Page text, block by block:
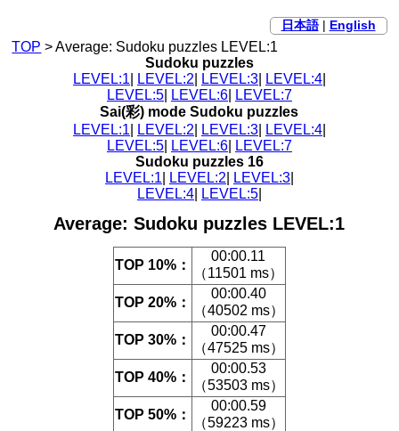
日本語| English
TOP > Average: Sudoku puzzles LEVEL:1
Sudoku puzzles
LEVEL:1
LEVEL:2 LEVEL:3| LEVEL:4|
LEVEL:5| LEVEL:6|
LEVEL:7
Sai(彩) mode Sudoku puzzles
LEVEL:1
LEVEL:2 LEVEL:3| LEVEL:4|
LEVEL:5| LEVEL:6|
LEVEL:7
Sudoku puzzles 16
LEVEL:1
LEVEL:2 LEVEL:3|
LEVEL:4| LEVEL:5|
Average: Sudoku puzzles LEVEL:1
TOP 10%：
00:00.11
（11501 ms）
TOP 20%：
00:00.40
（40502 ms）
TOP 30%：
00:00.47
（47525 ms）
TOP 40%：
00:00.53
（53503 ms）
TOP 50%：
00:00.59
（59223 ms）